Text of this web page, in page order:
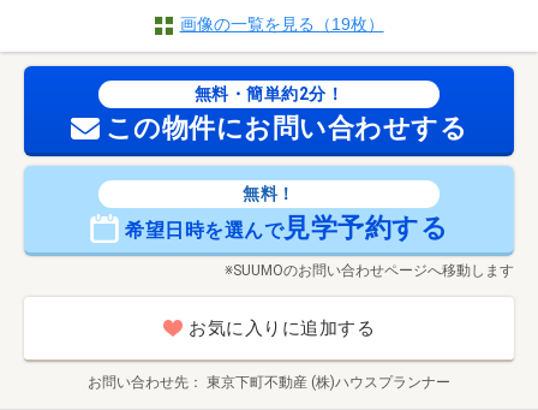
画像の一覧を見る（19枚）
無料・簡単約2分！
この物件にお問い合わせする
無料！
希望日時を選んで見学予約する
※SUUMOのお問い合わせページへ移動します
お気に入りに追加する
お問い合わせ先 東京下町不動産 (株)ハウスプランナー